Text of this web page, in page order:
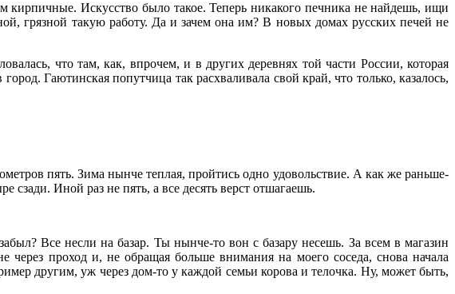
Искусство было такое. Теперь никакого печника не найдешь, ищи
грязной такую работу. Да и зачем она им? В новых домах русских печей не
что там, как, впрочем, и в других деревнях той части России, которая
Гаютинская попутчица так расхваливала свой край, что только, казалось,
пять. Зима нынче теплая, пройтись одно удовольствие. А как же раньше-
Иной раз не пять, а все десять верст отшагаешь.
Все несли на базар. Ты нынче-то вон с базару несешь. За всем в магазин
проход и, не обращая больше внимания на моего соседа, снова начала
другим, уж через дом-то у каждой семьи корова и телочка. Ну, может быть,